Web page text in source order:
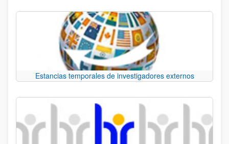
Estancias temporales de investigadores externos